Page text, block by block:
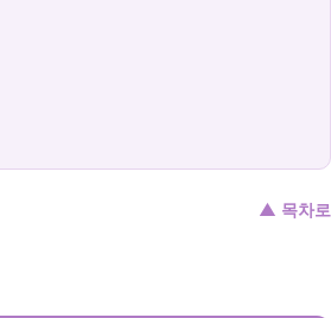
▲ 목차로